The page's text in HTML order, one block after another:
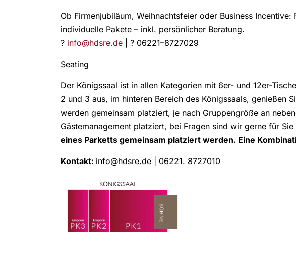
Ob Firmenjubiläum, Weihnachtsfeier oder Business
individuelle Pakete – inkl. persönlicher Beratung.
? info@hdsre.de | ? 06221–8727029
Seating
Der Königssaal ist in allen Kategorien mit 6er- und 12er-
2 und 3 aus, im hinteren Bereich des Königssaals, genießen
werden gemeinsam platziert, je nach Gruppengröße an
Gästemanagement platziert, bei Fragen sind wir gerne für Sie
eines Parketts gemeinsam platziert werden. Eine
Kontakt: info@hdsre.de | 06221. 8727010